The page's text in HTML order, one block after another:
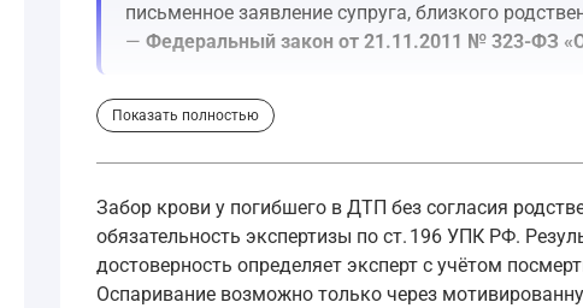
письменное заявление супруга, близкого
— Федеральный закон от 21.11.2011 № 323-ФЗ
Параллельно уголовно‑процессуальный закон
Назначение и производство судебной
причины смерти;
…
Показать полностью
Забор крови у погибшего в ДТП без согласия
обязательность экспертизы по ст. 196 УПК РФ.
достоверность определяет эксперт с учётом
Оспаривание возможно только через